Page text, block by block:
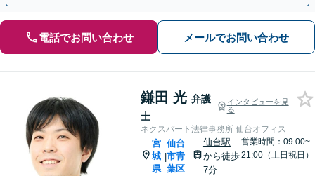
電話でお問い合わせ メールでお問い合わせ
鎌田 光 弁護
士
インタビューを見
る
ネクスパート法律事務所 仙台オフィス
宮
城
県
|
仙台
市青
葉区
仙台駅
から徒歩
7分
営業時間：09:00~
21:00（土日祝日）